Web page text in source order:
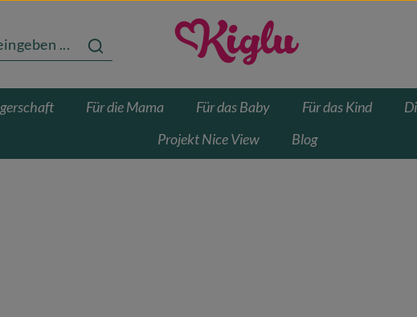
Für die Mama Für das Baby Für das Kind
Projekt Nice View
Blog